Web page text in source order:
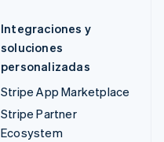
Integraciones y
soluciones
personalizadas
Stripe App Marketplace
Stripe Partner
Ecosystem